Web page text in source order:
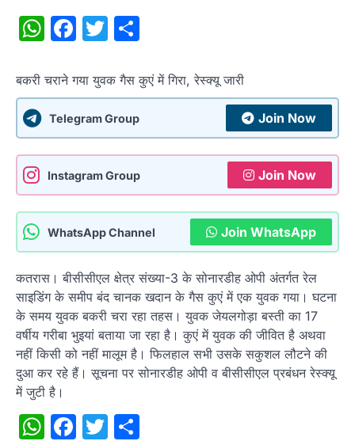
WhatsApp
Facebook
Twitter
बकरी चराने गया युवक गैस कुएं में गिरा, रेस्क्यू जारी
Telegram Group Join Now
Instagram Group Join Now
WhatsApp Channel Join WhatsApp
कतरास। बीसीसीएल क्षेत्र संख्या-3 के सोनारडीह ओपी अंतर्गत रेल
साइडिंग के समीप बंद चानक खदान के गैस कुएं में एक युवक गया। घटना
के समय युवक बकरी चरा रहा तहस। युवक जेयलगोड़ा बस्ती का 17
वर्षीय गरीबा भुइयां बताया जा रहा है। कुएं में युवक की जीवित है अथवा
नहीं किसी को नहीं मालूम है। फिलहाल सभी उसके सकुशल लौटने की
दुआ कर रहे हैं। सूचना पर सोनारडीह ओपी व बीसीसीएल प्रबंधन रेस्क्यू
में जुटी है।
WhatsApp
Facebook
Twitter